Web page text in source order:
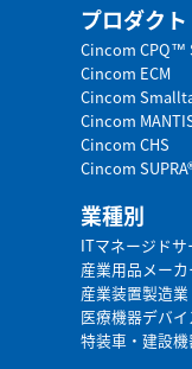
プロダクト
Cincom CPQ™
Cincom ECM
Cincom
Cincom
Cincom CHS
Cincom
業種別
ITマネージドサ
産業用品メー
産業装置製造業
医療機器デバ
特装車・建設